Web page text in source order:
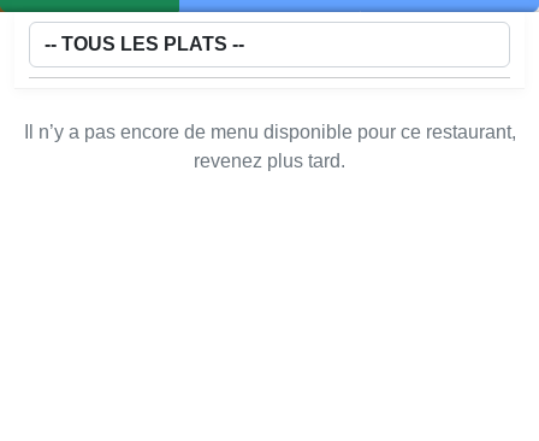
Il n’y a pas encore de menu disponible pour ce restaurant,
revenez plus tard.